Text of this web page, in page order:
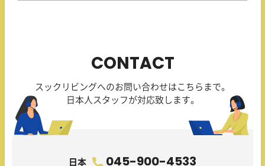
CONTACT
スックリビングへのお問い合わせはこちらまで。
日本人スタッフが対応致します。
日本 045-900-4533